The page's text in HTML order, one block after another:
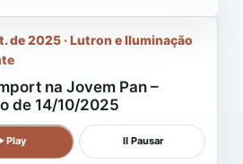
de 2025 · Lutron e Iluminação
na Jovem Pan –
de 14/10/2025
Play Ⅱ Pausar